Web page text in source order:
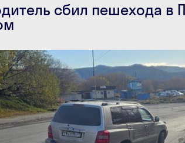
сбил пешехода в